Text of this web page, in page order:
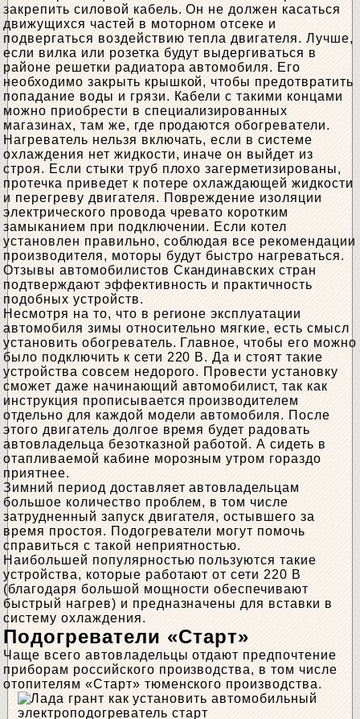
закрепить силовой кабель. Он не должен касаться
движущихся частей в моторном отсеке и
подвергаться воздействию тепла двигателя. Лучше,
если вилка или розетка будут выдергиваться в
районе решетки радиатора автомобиля. Его
необходимо закрыть крышкой, чтобы предотвратить
попадание воды и грязи. Кабели с такими концами
можно приобрести в специализированных
магазинах, там же, где продаются обогреватели.
Нагреватель нельзя включать, если в системе
охлаждения нет жидкости, иначе он выйдет из
строя. Если стыки труб плохо загерметизированы,
протечка приведет к потере охлаждающей жидкости
и перегреву двигателя. Повреждение изоляции
электрического провода чревато коротким
замыканием при подключении. Если котел
установлен правильно, соблюдая все рекомендации
производителя, моторы будут быстро нагреваться.
Отзывы автомобилистов Скандинавских стран
подтверждают эффективность и практичность
подобных устройств.
Несмотря на то, что в регионе эксплуатации
автомобиля зимы относительно мягкие, есть смысл
установить обогреватель. Главное, чтобы его можно
было подключить к сети 220 В. Да и стоят такие
устройства совсем недорого. Провести установку
сможет даже начинающий автомобилист, так как
инструкция прописывается производителем
отдельно для каждой модели автомобиля. После
этого двигатель долгое время будет радовать
автовладельца безотказной работой. А сидеть в
отапливаемой кабине морозным утром гораздо
приятнее.
Зимний период доставляет автовладельцам
большое количество проблем, в том числе
затрудненный запуск двигателя, остывшего за
время простоя. Подогреватели могут помочь
справиться с такой неприятностью.
Наибольшей популярностью пользуются такие
устройства, которые работают от сети 220 В
(благодаря большой мощности обеспечивают
быстрый нагрев) и предназначены для вставки в
систему охлаждения.
Подогреватели «Старт»
Чаще всего автовладельцы отдают предпочтение
приборам российского производства, в том числе
отопителям «Старт» тюменского производства.